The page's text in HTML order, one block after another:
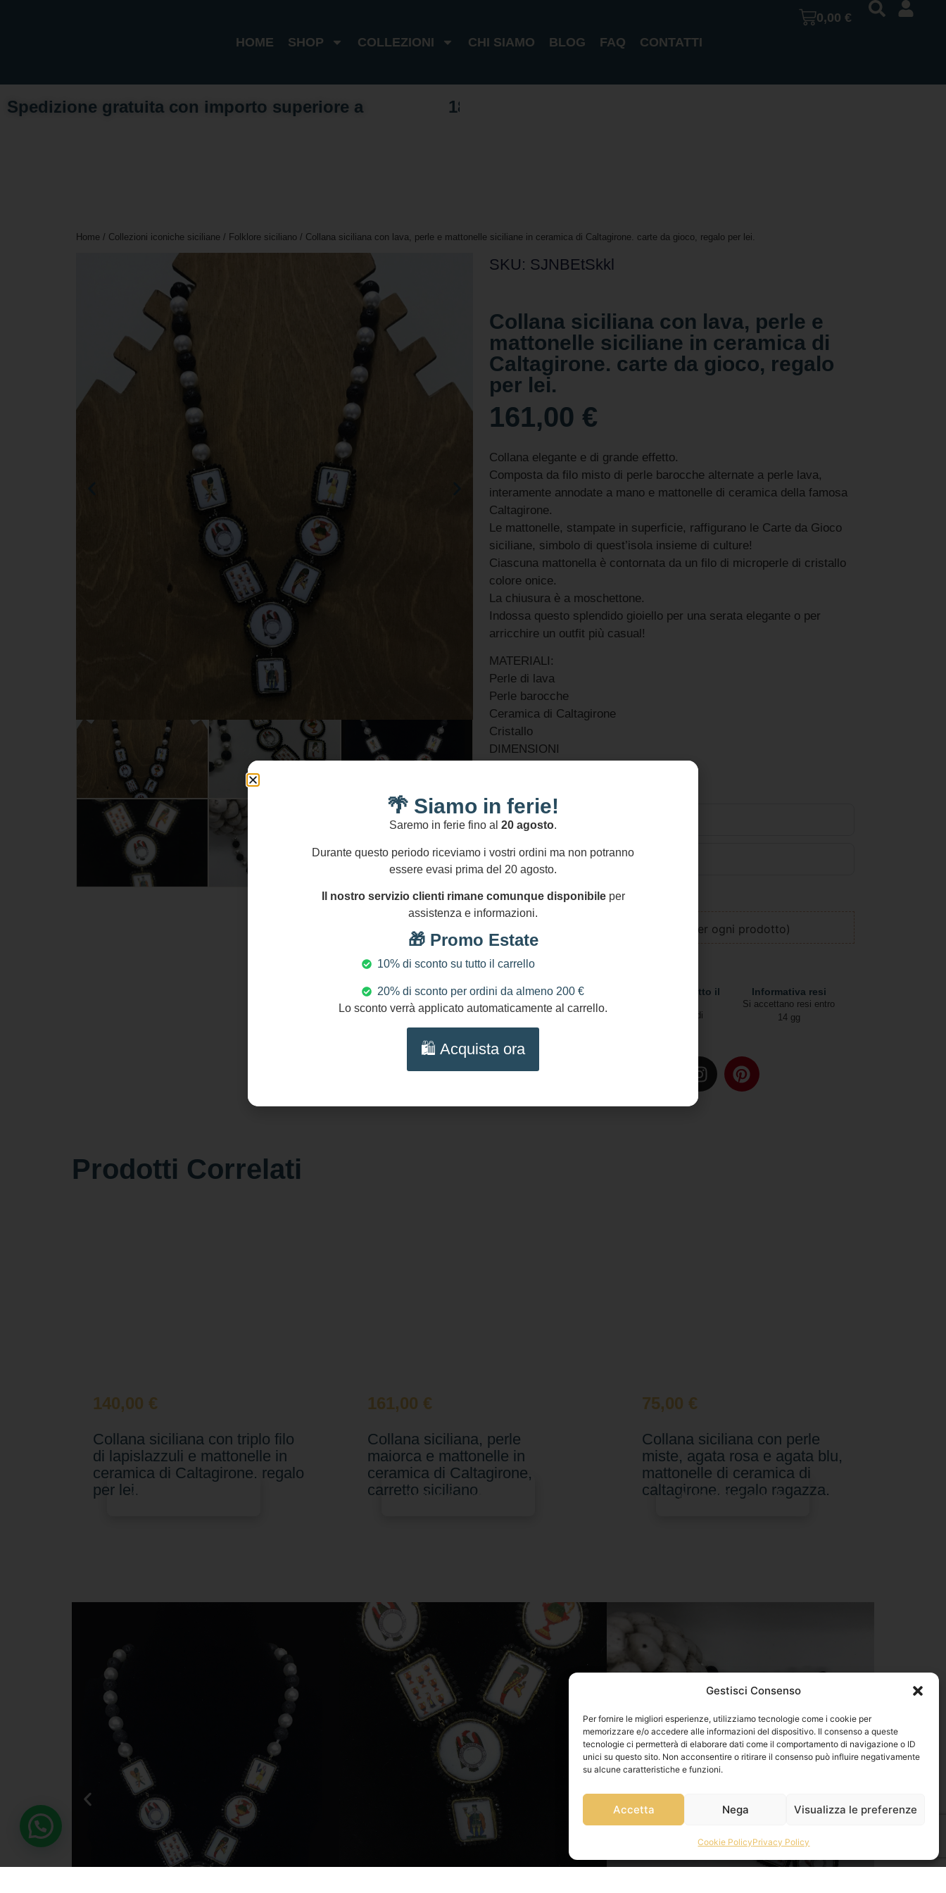
Gestisci Consenso
Per fornire le migliori esperienze, utilizziamo tecnologie come i cookie per
memorizzare e/o accedere alle informazioni del dispositivo. Il consenso a queste
tecnologie ci permetterà di elaborare dati come il comportamento di navigazione o ID
unici su questo sito. Non acconsentire o ritirare il consenso può influire negativamente
su alcune caratteristiche e funzioni.
Accetta Nega Visualizza le preferenze
Cookie PolicyPrivacy Policy
HOME SHOP COLLEZIONI CHI SIAMO BLOG FAQ CONTATTI
0,00€
Spedizione gratuita con importo superiore a 18
Home / Collezioni iconiche siciliane / Folklore siciliano/ Collana siciliana con lava, perle e mattonelle siciliane in ceramica di Caltagirone. carte da gioco, regalo per lei.
SKU: SJNBEtSkkl
Collana siciliana con lava, perle e
mattonelle siciliane in ceramica di
Caltagirone. carte da gioco, regalo
per lei.
161,00 €
Collana elegante e di grande effetto.
Composta da filo misto di perle barocche alternate a perle lava,
interamente annodate a mano e mattonelle di ceramica della famosa
Caltagirone.
Le mattonelle, stampate in superficie, raffigurano le Carte da Gioco
siciliane, simbolo di quest’isola insieme di culture!
Ciascuna mattonella è contornata da un filo di microperle di cristallo
colore onice.
La chiusura è a moschettone.
Indossa questo splendido gioiello per una serata elegante o per
arricchire un outfit più casual!
MATERIALI:
Perle di lava
Perle barocche
Ceramica di Caltagirone
Cristallo
DIMENSIONI
Informazioni Aggiuntive
GPSR
Aggiungi Al Carrello
Aggiungi confezione regalo (+4€ per ogni prodotto)
Pagamenti Sicuri
Transazioni protette al
Spedizioni in tutto il
Due modalità di
Informativa resi
Si accettano resi entro
14 gg
Prodotti Correlati
140,00 €
Collana siciliana con triplo filo
di lapislazzuli e mattonelle in
ceramica di Caltagirone. regalo
per lei.Aggiungi al carrello
161,00 €
Collana siciliana, perle
maiorca e mattonelle in
ceramica di Caltagirone,
carretto siciliano.
Aggiungi al carrello
75,00 €
Collana siciliana con perle
miste, agata rosa e agata blu,
mattonelle di ceramica di
caltagirone. regalo ragazza.
Aggiungi al carrello
🌴 Siamo in ferie!
Saremo in ferie fino al 20 agosto.
Durante questo periodo riceviamo i vostri ordini ma non potranno
essere evasi prima del 20 agosto.
Il nostro servizio clienti rimane comunque disponibileper
assistenza e informazioni.
🎁 Promo Estate
10% di sconto su tutto il carrello
20% di sconto per ordini da almeno 200 €
Lo sconto verrà applicato automaticamente al carrello.
🛍️ Acquista ora